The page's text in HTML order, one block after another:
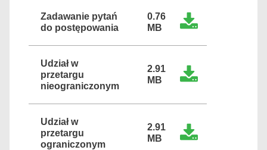
Zadawanie pytań
do postępowania
0.76
MB
Udział w
przetargu
nieograniczonym
2.91
MB
Udział w
przetargu
ograniczonym
2.91
MB